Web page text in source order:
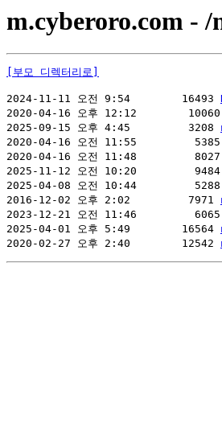
m.cyberoro.com - /
[부모 디렉터리로]
2024-11-11 오전 9:54        16493
2020-04-16 오후 12:12        10060
2025-09-15 오후 4:45         3208
2020-04-16 오전 11:55         5385
2020-04-16 오전 11:48         8027
2025-11-12 오전 10:20         9484
2025-04-08 오전 10:44         5288
2016-12-02 오후 2:02         7971
2023-12-21 오전 11:46         6065
2025-04-01 오후 5:49        16564
2020-02-27 오후 2:40        12542